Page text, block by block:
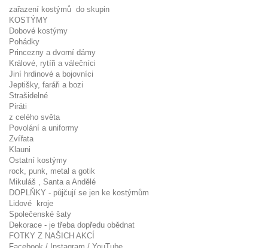
zařazení kostýmů do skupin
KOSTÝMY
Dobové kostýmy
Pohádky
Princezny a dvorní dámy
Králové, rytíři a válečníci
Jiní hrdinové a bojovníci
Jeptišky, faráři a bozi
Strašidelné
Piráti
z celého světa
Povolání a uniformy
Zvířata
Klauni
Ostatní kostýmy
rock, punk, metal a gotik
Mikuláš , Santa a Andělé
DOPLŇKY - půjčují se jen ke kostýmům
Lidové kroje
Společenské šaty
Dekorace - je třeba dopředu obědnat
FOTKY Z NAŠICH AKCÍ